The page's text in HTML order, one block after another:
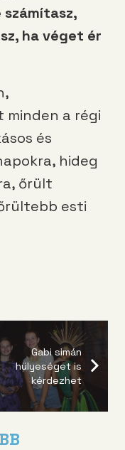
ha véget ér
minden a régi
és
hideg
őrült
esti
Gabi simán
hülyeséget is
kérdezhet